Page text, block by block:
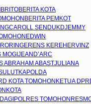
BERITA KOTA
BERITA PEMKOT
CAROLL SENDUKDJEMMY
EDWIN
ERENS KEREH ERVINZ
JEAND’ARC
ABRAHAM ABASTJULIANA
KAPOLDA
KOTA TOMOHON KETUA
KOTA
POLRES TOMOHON